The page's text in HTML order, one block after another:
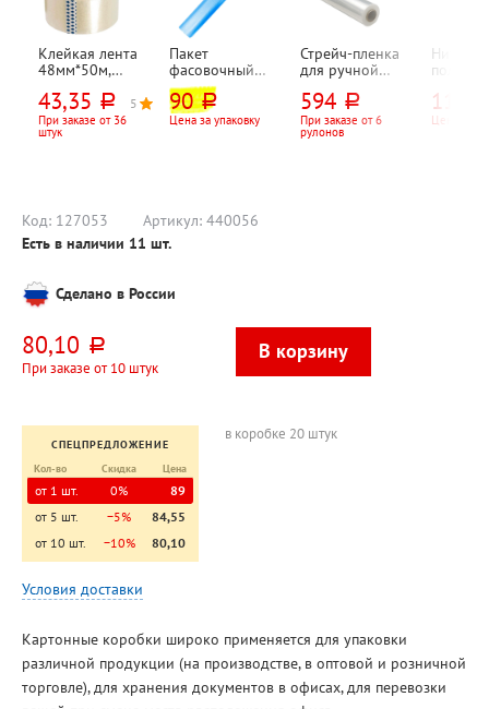
Клейкая лента
48мм*50м,
Трейд,
прозрачная
43,35 руб.
При заказе от 36
штук
5 5
Пакет
фасовочный
40см*30см, ПНД,
10мкм, синий,
100шт, рул
90 руб.
Цена за упаковку
Стрейч-пленка
для ручной
смесовая 20%,
500мм*270м,
20мкм, 2кг
594 руб.
При заказе от 6
рулонов
Нить
119
Цена за
Код: 127053 Артикул: 440056
Есть в наличии 11 шт.
Сделано в России
80,10 руб.
При заказе от 10 штук
СПЕЦПРЕДЛОЖЕНИЕ
Кол-во
Скидка Цена
от 1 шт. 0%
89
от 5 шт.
−5%
84,55
от 10 шт.
−10% 80,10
в коробке 20 штук
Условия доставки
Картонные коробки широко применяется для упаковки
различной продукции (на производстве, в оптовой и розничной
торговле), для хранения документов в офисах, для перевозки